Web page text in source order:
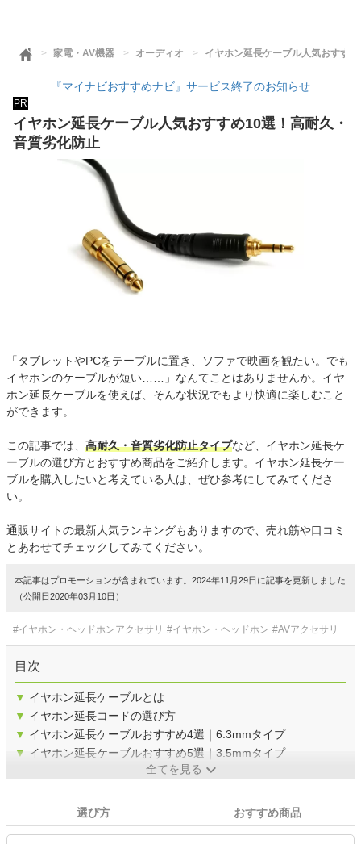
家電・AV機器 オーディオ イヤホン延長ケーブル人気おすす
『マイナビおすすめナビ』サービス終了のお知らせ
PR
イヤホン延長ケーブル人気おすすめ10選！高耐久・
音質劣化防止
「タブレットやPCをテーブルに置き、ソファで映画を観たい。でも
イヤホンのケーブルが短い……」なんてことはありませんか。イヤ
ホン延長ケーブルを使えば、そんな状況でもより快適に楽しむこと
ができます。
この記事では、 高耐久・音質劣化防止タイプなど、イヤホン延長ケ
ーブルの選び方とおすすめ商品をご紹介します。イヤホン延長ケー
ブルを購入したいと考えている人は、ぜひ参考にしてみてくださ
い。
通販サイトの最新人気ランキングもありますので、売れ筋や口コミ
とあわせてチェックしてみてください。
本記事はプロモーションが含まれています。2024年11月29日に記事を更新しました
（公開日2020年03月10日）
#イヤホン・ヘッドホンアクセサリ #イヤホン・ヘッドホン #AVアクセサリ
目次
▼ イヤホン延長ケーブルとは
▼ イヤホン延長コードの選び方
▼ イヤホン延長ケーブルおすすめ4選｜6.3mmタイプ
▼ イヤホン延長ケーブルおすすめ5選｜3.5mmタイプ
全てを見る
選び方 おすすめ商品